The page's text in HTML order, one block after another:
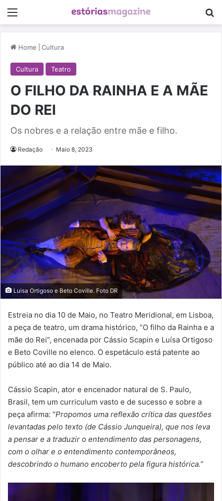
Menu
Home Cultura
Cultura Teatro
O FILHO DA RAINHA E A MÃE
DO REI
Os nobres e a relação entre mãe e filho.
Redação Maio 8, 2023
Luisa Ortigoso e Beto Coville. Foto DR
Estreia no dia 10 de Maio, no Teatro Meridional, em Lisboa,
a peça de teatro, um drama histórico, “O filho da Rainha e a
mãe do Rei”, encenada por Cássio Scapin e Luísa Ortigoso
e Beto Coville no elenco. O espetáculo está patente ao
público até ao dia 14 de Maio.
Cássio Scapin, ator e encenador natural de S. Paulo,
Brasil, tem um curriculum vasto e de sucesso e sobre a
peça afirma: “Propomos uma reflexão crítica das questões
levantadas pelo texto (de Cássio Junqueira), que nos leva
a pensar e a traduzir o entendimento das personagens,
com o olhar e o entendimento contemporâneos,
descobrindo o humano encoberto pela figura histórica.”